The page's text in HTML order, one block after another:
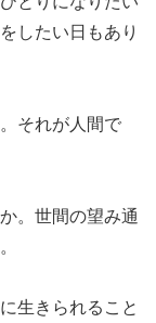
したい日もあり
それが人間で
。世間の望み通
生きられること